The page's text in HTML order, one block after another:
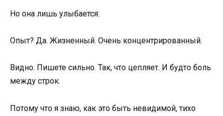
Но она лишь улыбается:
Опыт? Да. Жизненный. Очень концентрированный.
Видно. Пишете сильно. Так, что цепляет. И будто боль
между строк.
Потому что я знаю, как это быть невидимой, тихо